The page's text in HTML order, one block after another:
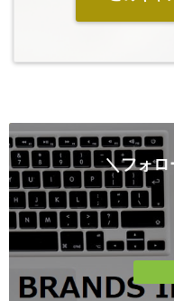
＼フォロ